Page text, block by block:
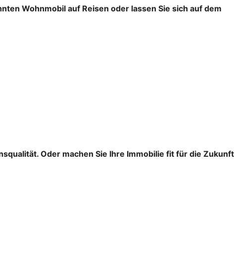
Wohnmobil auf Reisen oder lassen Sie sich auf dem
Oder machen Sie Ihre Immobilie fit für die Zukunft